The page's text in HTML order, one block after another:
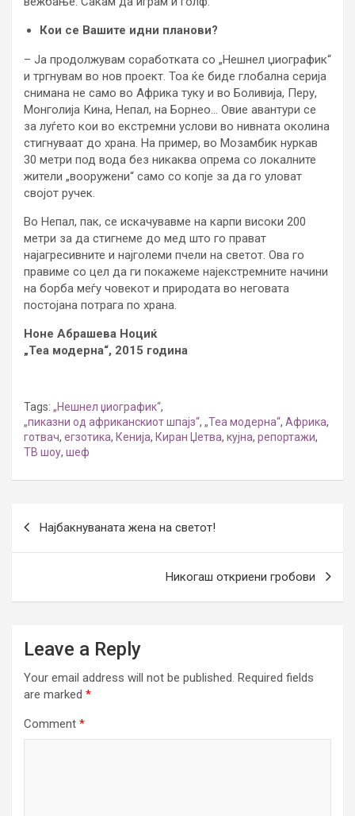
Кои се Вашите идни планови?
– Ја продолжувам соработката со „Нешнел џиографик“
и тргнувам во нов проект. Тоа ќе биде глобална серија
снимана не само во Африка туку и во Боливија, Перу,
Монголија Кина, Непал, на Борнео… Овие авантури се
за луѓето кои во екстремни услови во нивната околина
стигнуваат до храна. На пример, во Мозамбик нуркав
30 метри под вода без никаква опрема со локалните
жители „вооружени“ само со копје за да го уловат
својот ручек.
Во Непал, пак, се искачувавме на карпи високи 200
метри за да стигнеме до мед што го прават
најагресивните и најголеми пчели на светот. Ова го
правиме со цел да ги покажеме најекстремните начини
на борба меѓу човекот и природата во неговата
постојана потрага по храна.
Ноне Абрашева Ноциќ
„Теа модерна“, 2015 година
Tags: „Нешнел џиографик“,
„пиказни од африканскиот шпајз“, „Теа модерна“, Африка,
готвач, егзотика, Кенија, Киран Џетва, кујна, репортажи,
ТВ шоу, шеф
navigation
Најбакнуваната жена на светот!
Никогаш откриени гробови
Leave a Reply
Your email address will not be published. Required fields
are marked *
Comment *